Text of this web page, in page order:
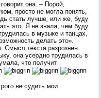
она. – Порой,
просто не могла понять,
стать лучше, или же, буду
это. Я не знала, чем буду
в музыке и танцах,
делать это».
Смысл текста разрознен
она усердно трудилась в
что получит
не судить мои